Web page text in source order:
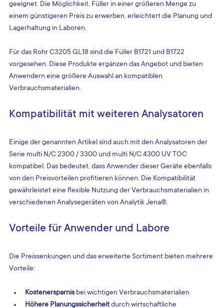
geeignet. Die Möglichkeit, Füller in einer größeren Menge zu
einem günstigeren Preis zu erwerben, erleichtert die Planung und
Lagerhaltung in Laboren.
Für das Rohr C3205 GL18 sind die Füller B1721 und B1722
vorgesehen. Diese Produkte ergänzen das Angebot und bieten
Anwendern eine größere Auswahl an kompatiblen
Verbrauchsmaterialien.
Kompatibilität mit weiteren Analysatoren
Einige der genannten Artikel sind auch mit den Analysatoren der
Serie multi N/C 2300 / 3300 und multi N/C 4300 UV TOC
kompatibel. Das bedeutet, dass Anwender dieser Geräte ebenfalls
von den Preisvorteilen profitieren können. Die Kompatibilität
gewährleistet eine flexible Nutzung der Verbrauchsmaterialien in
verschiedenen Analysegeräten von Analytik Jena®.
Vorteile für Anwender und Labore
Die Preissenkungen und das erweiterte Sortiment bieten mehrere
Vorteile:
Kostenersparnis bei wichtigen Verbrauchsmaterialien
Höhere Planungssicherheit durch wirtschaftliche